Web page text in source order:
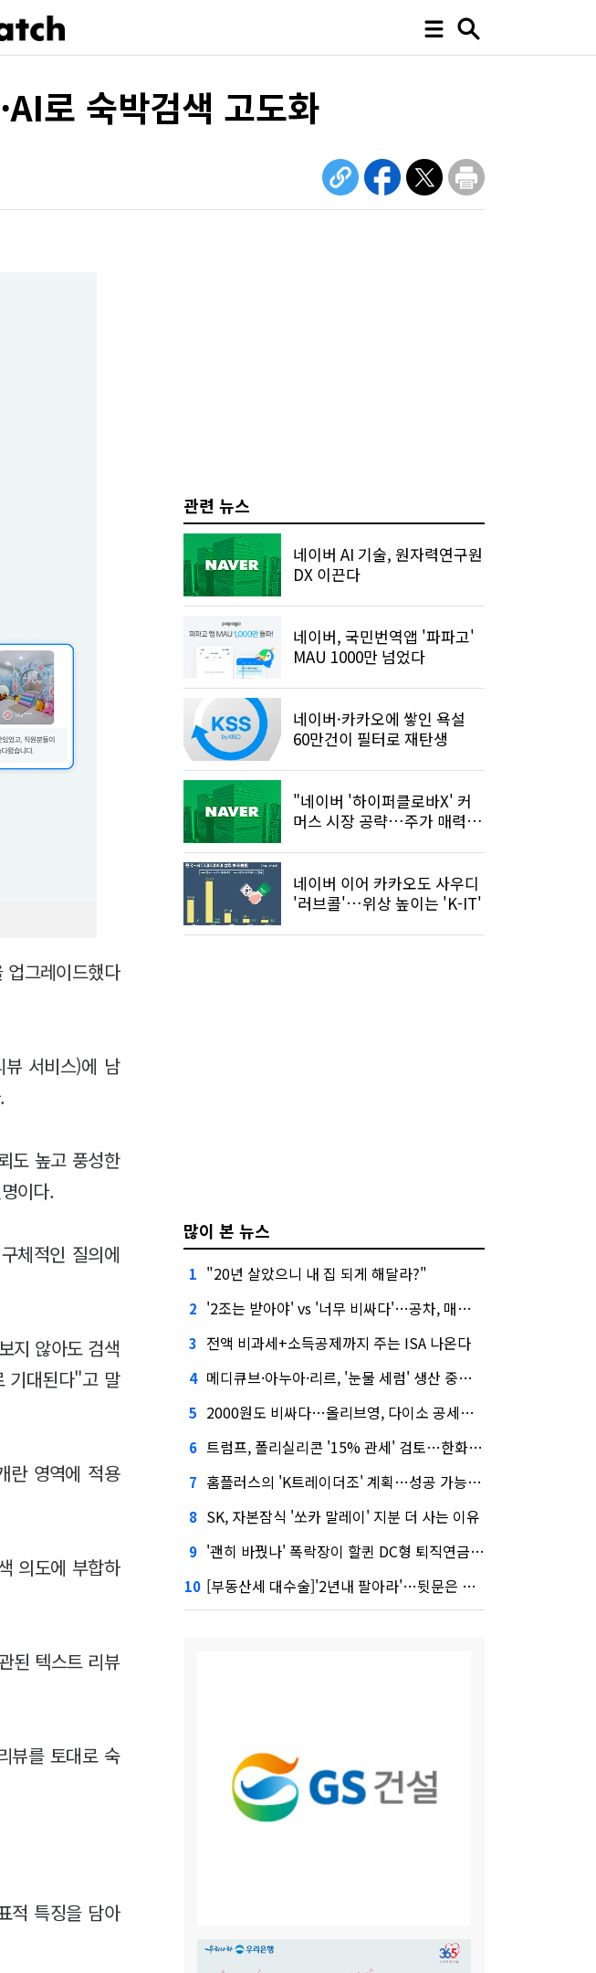
로 숙박검색 고도화
그레이드했다
서비스)에 남
도 높고 풍성한
이다.
체적인 질의에
지 않아도 검색
기대된다"고 말
란 영역에 적용
의도에 부합하
된 텍스트 리뷰
뷰를 토대로 숙
적 특징을 담아
관련 뉴스
네이버 AI 기술, 원자력연구원
DX 이끈다
네이버, 국민번역앱 '파파고'
MAU 1000만 넘었다
네이버·카카오에 쌓인 욕설
60만건이 필터로 재탄생
"네이버 '하이퍼클로바X' 커
머스 시장 공략…주가 매력
네이버 이어 카카오도 사우디
'러브콜'…위상 높이는 'K-IT'
많이 본 뉴스
1 "20년 살았으니 내 집 되게 해달라?"
2 '2조는 받아야' vs '너무 비싸다'…공차, 매각 성공할까
3 전액 비과세+소득공제까지 주는 ISA 나온다
4 메디큐브·아누아·리르, '눈물 세럼' 생산 중단한다
5 2000원도 비싸다…올리브영, 다이소 공세에 '가성비'로 맞불
6 트럼프, 폴리실리콘 '15% 관세' 검토…한화큐셀·OCI 영향은?
7 홈플러스의 'K트레이더조' 계획…성공 가능성은 '글쎄'
8 SK, 자본잠식 '쏘카 말레이' 지분 더 사는 이유
9 '괜히 바꿨나' 폭락장이 할퀸 DC형 퇴직연금…전문가 조언은
10 [부동산세 대수술]'2년내 팔아라'…뒷문은 열었다